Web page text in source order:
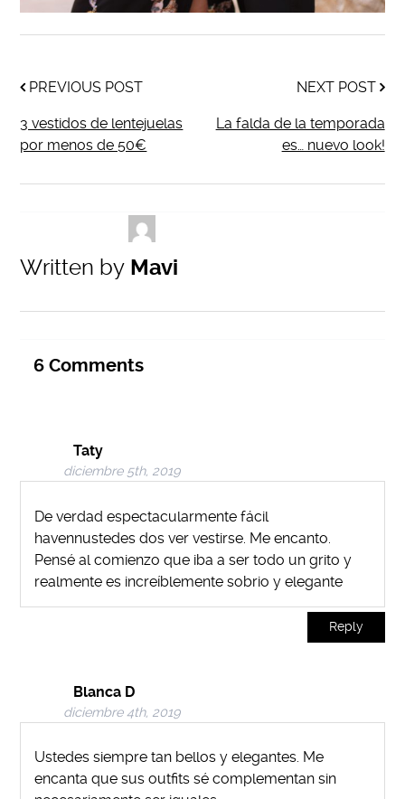
PREVIOUS POST
3 vestidos de lentejuelas
por menos de 50€
NEXT POST
La falda de la temporada
es… nuevo look!
Written by Mavi
6 Comments
Taty
diciembre 5th, 2019
De verdad espectacularmente fácil
havennustedes dos ver vestirse. Me encanto.
Pensé al comienzo que iba a ser todo un grito y
realmente es increíblemente sobrio y elegante
Reply
Blanca D
diciembre 4th, 2019
Ustedes siempre tan bellos y elegantes. Me
encanta que sus outfits sé complementan sin